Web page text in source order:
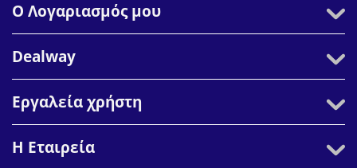
Ο Λογαριασμός μου
Dealway
Εργαλεία χρήστη
Η Εταιρεία